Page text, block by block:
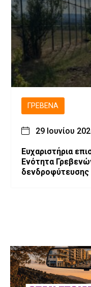
ΓΡΕΒΕΝΆ
29 Ιουνίου
Ευχαριστήρια
Ενότητα
δενδροφύτευσης